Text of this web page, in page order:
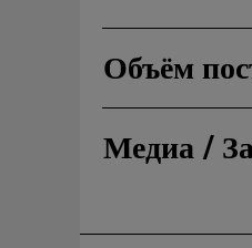
Объём
Медиа /